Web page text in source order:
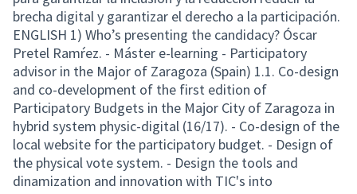
brecha digital y garantizar el derecho a la participación.
ENGLISH 1) Who’s presenting the candidacy? Óscar
Pretel Ramŕez. - Máster e-learning - Participatory
advisor in the Major of Zaragoza (Spain) 1.1. Co-design
and co-development of the first edition of
Participatory Budgets in the Major City of Zaragoza in
hybrid system physic-digital (16/17). - Co-design of the
local website for the participatory budget. - Design of
the physical vote system. - Design the tools and
dinamization and innovation with TIC's into